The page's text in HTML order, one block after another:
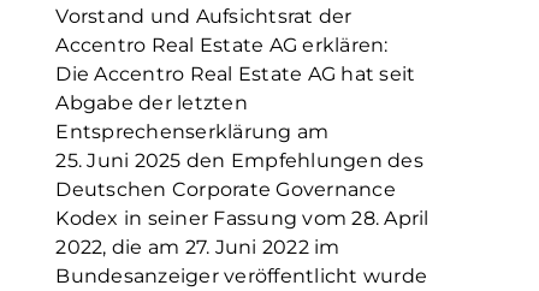
Vorstand und Aufsichtsrat der
Accentro Real Estate AG erklären:
Die Accentro Real Estate AG hat seit
Abgabe der letzten
Entsprechenserklärung am
25. Juni 2025 den Empfehlungen des
Deutschen Corporate Governance
Kodex in seiner Fassung vom 28. April
2022, die am 27. Juni 2022 im
Bundesanzeiger veröffentlicht wurde